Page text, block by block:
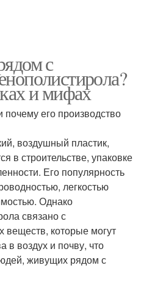
с
и мифах
почему его производство
воздушный пластик,
в строительстве, упаковке
Его популярность
легкостью
Однако
связано с
веществ, которые могут
в воздух и почву, что
живущих рядом с